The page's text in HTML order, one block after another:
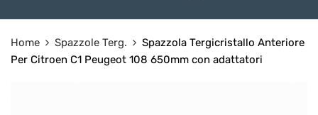
Home Spazzole Terg.
Spazzola Tergicristallo Anteriore
Per Citroen C1 Peugeot 108 650mm con adattatori